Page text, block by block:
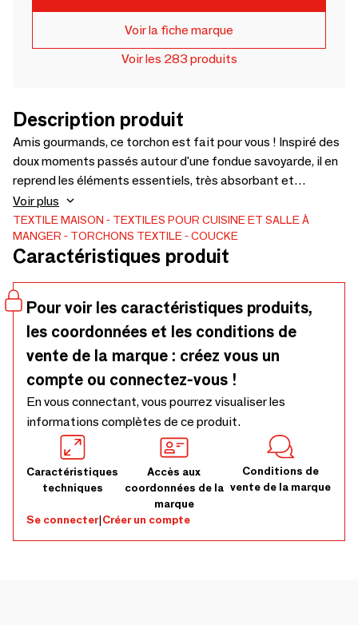
Voir la fiche marque
Voir les 283 produits
Description produit
Amis gourmands, ce torchon est fait pour vous ! Inspiré des
doux moments passés autour d'une fondue savoyarde, il en
reprend les éléments essentiels, très absorbant et
résistant, il est l’allié parfait pour vos tâches ménagères.
Essuyer la vaisselle, sécher les surfaces humides ou
éponger les éclaboussures : Il remplit toutes ces missions
avec succès ! Un modèle de qualité en jacquard de coton,
60°C. Séchage à l’air libre ou au sèche-linge. Certifié OEKO-
TEX® Standard 100
Voir plus
TEXTILE MAISON
TEXTILES POUR CUISINE ET SALLE À
MANGER
TORCHONS TEXTILE COUCKE
Caractéristiques produit
Pour voir les caractéristiques produits,
les coordonnées et les conditions de
vente de la marque : créez vous un
compte ou connectez-vous !
En vous connectant, vous pourrez visualiser les
informations complètes de ce produit.
Caractéristiques
techniques
Accès aux
coordonnées de la
marque
Conditions de
vente de la marque
Se connecter|Créer un compte